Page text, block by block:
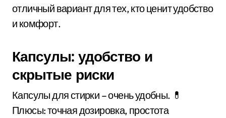
отличный вариант для тех, кто ценит удобство
и комфорт.
Капсулы: удобство и
скрытые риски
Капсулы для стирки – очень удобны. 💊
Плюсы: точная дозировка, простота